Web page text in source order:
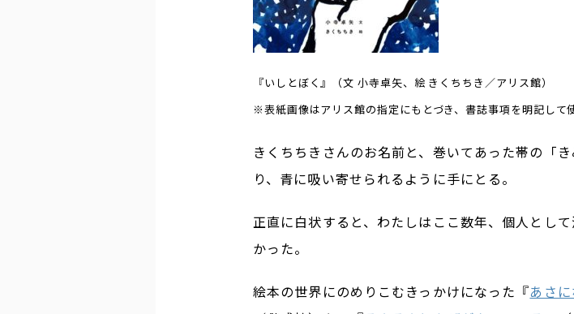
『いしとぼく』（文 小寺卓矢、絵 きくちちき／アリス館）
※表紙画像はアリス館の指定にもとづき、書誌事項を明記して
きくちちきさんのお名前と、巻いてあった帯の「
り、青に吸い寄せられるように手にとる。
正直に白状すると、わたしはここ数年、個人とし
かった。
絵本の世界にのめりこむきっかけになった『あさ